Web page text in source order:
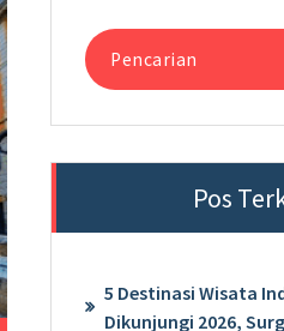
Pencarian
untuk:
Pos
5 Destinasi Wisata
Dikunjungi 2026,